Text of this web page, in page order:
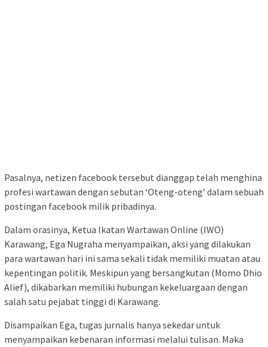
Pasalnya, netizen facebook tersebut dianggap telah menghina
profesi wartawan dengan sebutan ‘Oteng-oteng’ dalam sebuah
postingan facebook milik pribadinya.
Dalam orasinya, Ketua Ikatan Wartawan Online (IWO)
Karawang, Ega Nugraha menyampaikan, aksi yang dilakukan
para wartawan hari ini sama sekali tidak memiliki muatan atau
kepentingan politik. Meskipun yang bersangkutan (Momo Dhio
Alief), dikabarkan memiliki hubungan kekeluargaan dengan
salah satu pejabat tinggi di Karawang.
Disampaikan Ega, tugas jurnalis hanya sekedar untuk
menyampaikan kebenaran informasi melalui tulisan. Maka